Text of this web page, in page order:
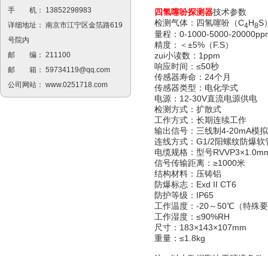
手 机： 13852298983
详细地址： 南京市江宁区金箔路619
号院内
邮 编： 211100
邮 箱： 59734119@qq.com
公司网站： www.0251718.com
四氢噻吩探测器技术参数
检测气体：四氢噻吩（C4H8S
量程：0-1000-5000-
精度：＜±5%（F.S）
zui小读数：1ppm
响应时间：≤50秒
传感器寿命：24个月
传感器类型：电化学式
电源：12-30V直流电源供电
检测方式：扩散式
工作方式：长期连续工作
输出信号：三线制4-20mA模
连线方式：G1/2阳螺纹防爆软
电缆规格：型号
信号传输距离：≥1000米
结构材料：压铸铝
防爆标志：Exd II CT6
防护等级：IP65
工作温度：-20～50℃（特殊
工作湿度：≤90%RH
尺寸：183×143×107mm
重量：≤1.8kg